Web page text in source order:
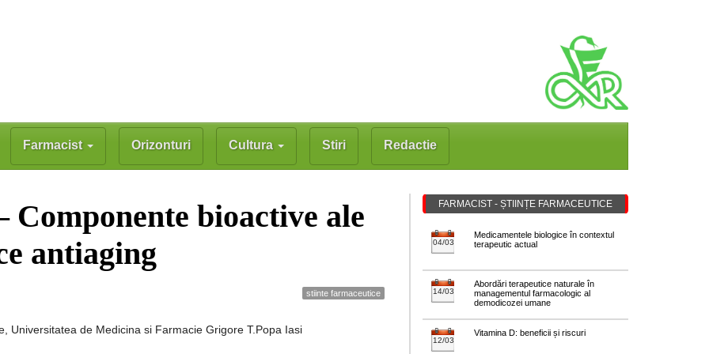
Farmacist Orizonturi Cultura Stiri Redactie
Componente bioactive ale
antiaging
stiinte farmaceutice
Universitatea de Medicina si Farmacie Grigore T.Popa Iasi
FARMACIST - ȘTIINȚE FARMACEUTICE
04/03
Medicamentele biologice în contextul
terapeutic actual
14/03
Abordări terapeutice naturale în
managementul farmacologic al
demodicozei umane
12/03
Vitamina D: beneficii și riscuri